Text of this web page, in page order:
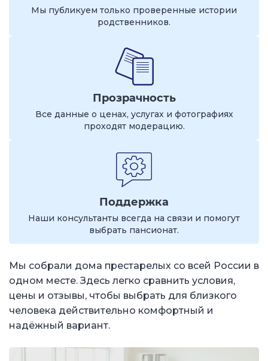
Мы публикуем только проверенные истории
родственников.
Прозрачность
Все данные о ценах, услугах и фотографиях
проходят модерацию.
Поддержка
Наши консультанты всегда на связи и помогут
выбрать пансионат.
Мы собрали дома престарелых со всей России в
одном месте. Здесь легко сравнить условия,
цены и отзывы, чтобы выбрать для близкого
человека действительно комфортный и
надёжный вариант.